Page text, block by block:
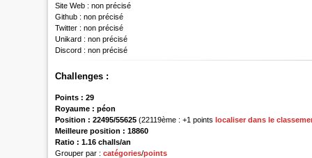
Site Web : non précisé
Github : non précisé
Twitter : non précisé
Unikard : non précisé
Discord : non précisé
Challenges :
Points : 29
Royaume : péon
Position : 22495/55625(22119ème : +1 pointslocaliser dans le
Meilleure position : 18860
Ratio : 1.16 challs/an
Grouper par :catégories/points